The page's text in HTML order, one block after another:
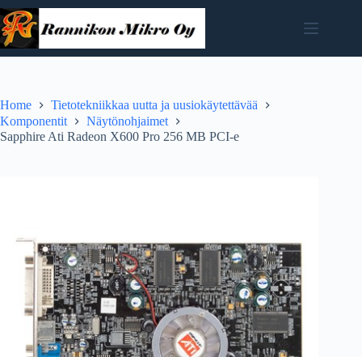
Skip
to
content
Home
Tietotekniikkaa uutta ja uusiokäytettävää
Komponentit
Näytönohjaimet
Sapphire Ati Radeon X600 Pro 256 MB PCI-e